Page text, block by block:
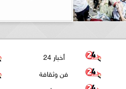
أخبار 24
فن وثقافة